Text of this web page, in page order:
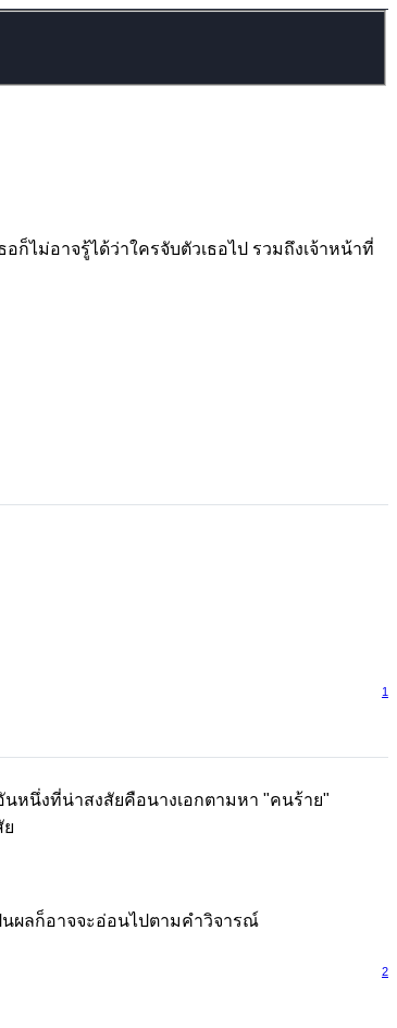
ไม่อาจรู้ได้ว่าใครจับตัวเธอไป รวมถึงเจ้าหน้าที่
1
นหนึ่งที่น่าสงสัยคือนางเอกตามหา "คนร้าย"
ย
นผลก็อาจจะอ่อนไปตามคำวิจารณ์
2